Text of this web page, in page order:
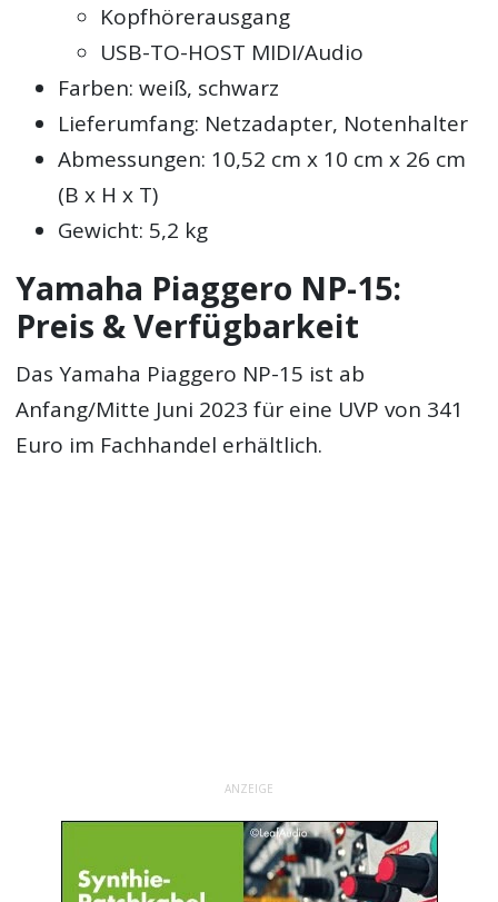
Kopfhörerausgang
USB-TO-HOST MIDI/Audio
Farben: weiß, schwarz
Lieferumfang: Netzadapter, Notenhalter
Abmessungen: 10,52 cm x 10 cm x 26 cm
(B x H x T)
Gewicht: 5,2 kg
Yamaha Piaggero NP-15:
Preis & Verfügbarkeit
Das Yamaha Piaggero NP-15 ist ab
Anfang/Mitte Juni 2023 für eine UVP von 341
Euro im Fachhandel erhältlich.
ANZEIGE